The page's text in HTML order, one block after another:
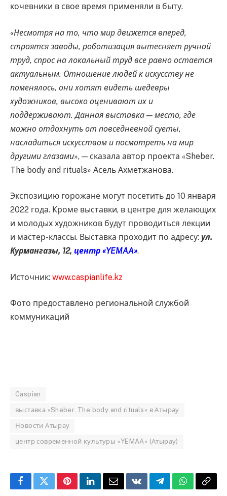
кочевники в свое время применяли в быту.
«Несмотря на то, что мир движется вперед,
строятся заводы, роботизация вытесняет ручной
труд, спрос на локальный труд все равно остается
актуальным. Отношение людей к искусству не
поменялось, они хотят видеть шедевры
художников, высоко оценивают их и
поддерживают. Данная выставка — место, где
можно отдохнуть от повседневной суеты,
насладиться искусством и посмотреть на мир
другими глазами», — сказала автор проекта «Sheber.
The body and rituals» Асель Ахметжанова.
Экспозицию горожане могут посетить до 10 января
2022 года. Кроме выставки, в центре для желающих
и молодых художников будут проводиться лекции
и мастер-классы. Выставка проходит по адресу: ул.
Курмангазы, 12, центр «YEMAA».
Источник: www.caspianlife.kz
Фото предоставлено региональной службой
коммуникаций
Caspian
выставка «Sheber. The body and rituals» в Атырау
Новости Атырау
центр современной культуры «YEMAA» (Атырау)
FacebookTwitterPinterestLinkedInEmailVKontakteTelegramWhatsApp
Copy